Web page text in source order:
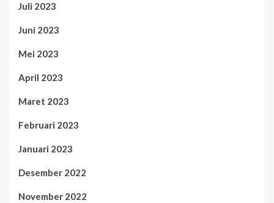
Juli 2023
Juni 2023
Mei 2023
April 2023
Maret 2023
Februari 2023
Januari 2023
Desember 2022
November 2022